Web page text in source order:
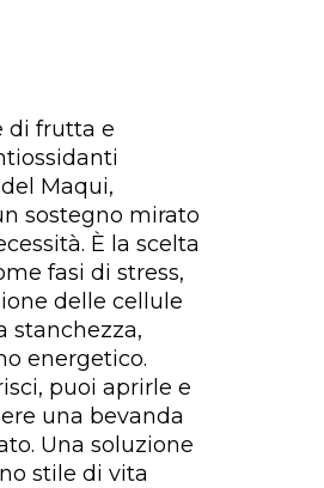
di frutta e
Maqui,
sostegno mirato
È la scelta
fasi di stress,
delle cellule
stanchezza,
energetico.
puoi aprirle e
una bevanda
Una soluzione
stile di vita